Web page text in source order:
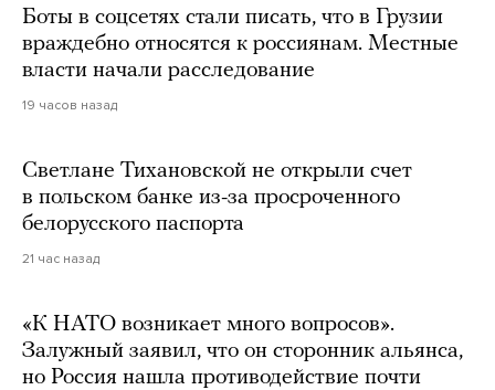
Боты в соцсетях стали писать, что в Грузии
враждебно относятся к россиянам. Местные
власти начали расследование
19 часов назад
Светлане Тихановской не открыли счет
в польском банке из-за просроченного
белорусского паспорта
21 час назад
«К НАТО возникает много вопросов».
Залужный заявил, что он сторонник альянса,
но Россия нашла противодействие почти